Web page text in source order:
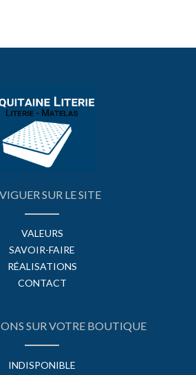
SUR LE SITE
VALEURS
SAVOIR-FAIRE
RÉALISATIONS
CONTACT
SUR VOTRE BOUTIQUE
INDISPONIBLE